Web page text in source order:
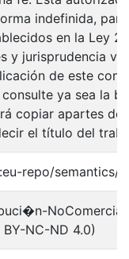
indefinida,
en la Ley
y jurisprudencia
de este con
ya sea la
copiar apartes
el título del
repo/semantics/
BY-NC-ND 4.0)